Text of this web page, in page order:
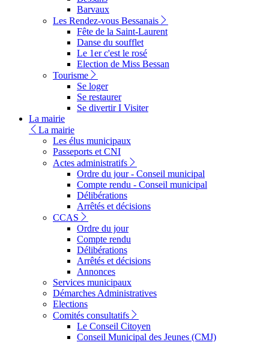
Barvaux
Les Rendez-vous Bessanais
Fête de la Saint-Laurent
Danse du soufflet
Le 1er c'est le rosé
Election de Miss Bessan
Tourisme
Se loger
Se restaurer
Se divertir I Visiter
La mairie
La mairie
Les élus municipaux
Passeports et CNI
Actes administratifs
Ordre du jour - Conseil municipal
Compte rendu - Conseil municipal
Délibérations
Arrêtés et décisions
CCAS
Ordre du jour
Compte rendu
Délibérations
Arrêtés et décisions
Annonces
Services municipaux
Démarches Administratives
Elections
Comités consultatifs
Le Conseil Citoyen
Conseil Municipal des Jeunes (CMJ)